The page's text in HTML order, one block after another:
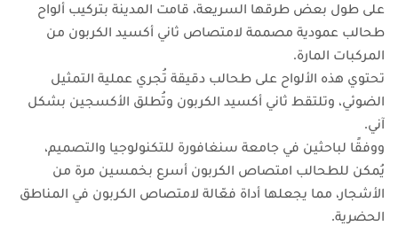
على طول بعض طرقها السريعة، قامت المدينة بتركيب ألواح
طحالب عمودية مصممة لامتصاص ثاني أكسيد الكربون من
المركبات المارة.
تحتوي هذه الألواح على طحالب دقيقة تُجري عملية التمثيل
الضوئي، وتلتقط ثاني أكسيد الكربون وتُطلق الأكسجين بشكل
آني.
ووفقًا لباحثين في جامعة سنغافورة للتكنولوجيا والتصميم،
يُمكن للطحالب امتصاص الكربون أسرع بخمسين مرة من
الأشجار، مما يجعلها أداة فعّالة لامتصاص الكربون في المناطق
الحضرية.